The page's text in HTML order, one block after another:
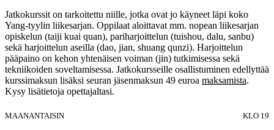
Jatkokurssit on tarkoitettu niille, jotka ovat jo käyneet läpi koko
Yang-tyylin liikesarjan. Oppilaat aloittavat mm. nopean liikesarjan
opiskelun (taiji kuai quan), pariharjoittelun (tuishou, dalu, sanbu)
sekä harjoittelun aseilla (dao, jian, shuang qunzi). Harjoittelun
pääpaino on kehon yhtenäisen voiman (jin) tutkimisessa sekä
tekniikoiden soveltamisessa. Jatkokursseille osallistuminen edellyttää
kurssimaksun lisäksi seuran jäsenmaksun 49 euroa maksamista.
Kysy lisätietoja opettajaltasi.
MAANANTAISIN KLO 19